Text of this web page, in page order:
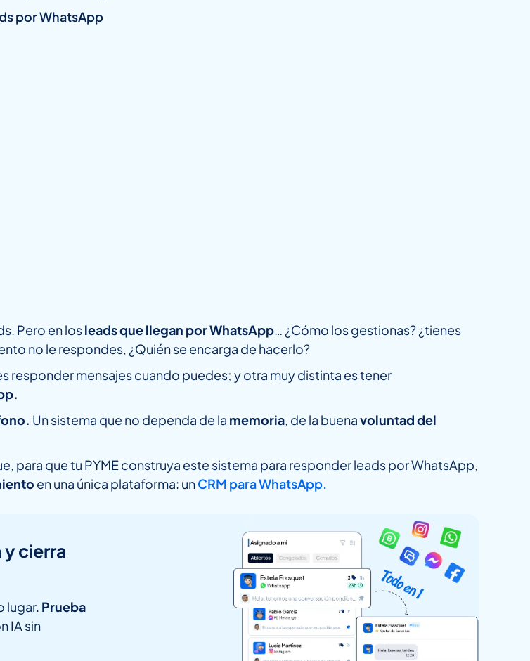
por WhatsApp
Pero en losleads que llegan por WhatsApp… ¿Cómo los gestionas? ¿tienes
no le respondes, ¿Quién se encarga de hacerlo?
responder mensajes cuando puedes; y otra muy distinta es tener
Un sistema que no dependa de la memoria, de la buenavoluntad del
para que tu PYME construya este sistema para responder leads por WhatsApp,
en una única plataforma: unCRM para WhatsApp.
cierra
lugar. Prueba
IA sin